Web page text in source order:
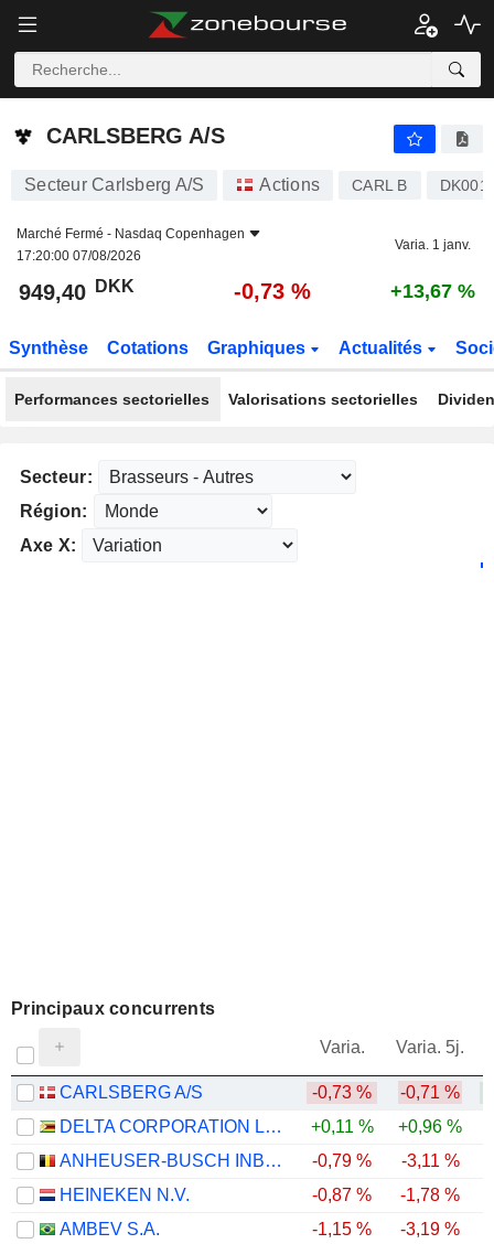
CARLSBERG A/S
CARLSBERG A/S
Secteur Carlsberg A/S Actions CARL B
Marché Fermé - Nasdaq Copenhagen
17:20:00 07/08/2026
Varia. 1 janv.
949,40 DKK -0,73 % +13,67 %
Synthèse Cotations Graphiques Actualités
Performances sectorielles Valorisations sectorielles
Secteur:
Région:
Axe X:
Principaux concurrents
Varia. Varia. 5j.
CARLSBERG A/S
-0,73 % -0,71 %
DELTA CORPORATION LIMITED
+0,11 % +0,96 %
ANHEUSER-BUSCH INBEV SA/NV
-0,79 % -3,11 %
HEINEKEN N.V.
-0,87 % -1,78 %
AMBEV S.A.
-1,15 % -3,19 %